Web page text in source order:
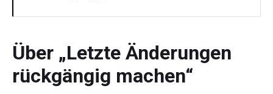
Über „Letzte Änderungen
rückgängig machen“